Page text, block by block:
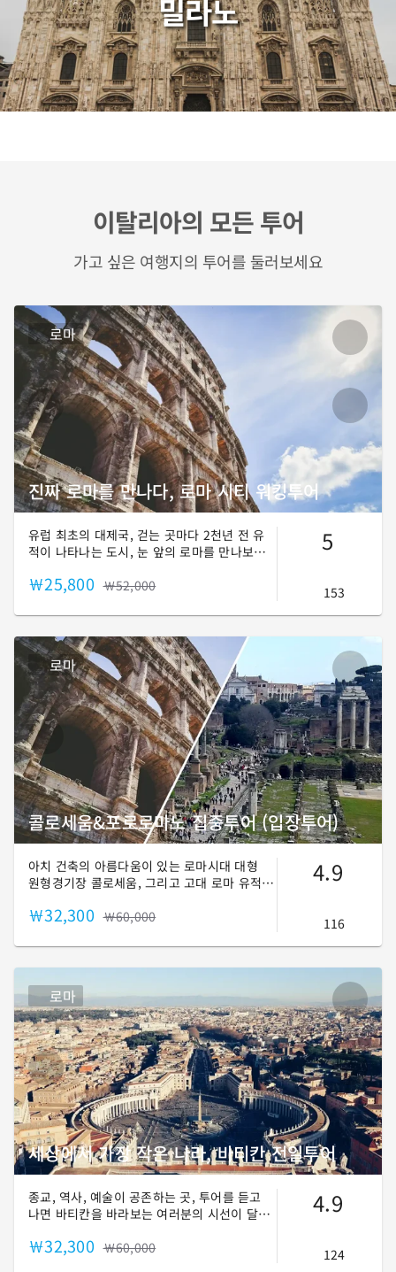
밀라노
이탈리아의 모든 투어
가고 싶은 여행지의 투어를 둘러보세요
로마
진짜 로마를 만나다, 로마 시티 워킹투어
유럽 최초의 대제국, 걷는 곳마다 2천년 전 유
적이 나타나는 도시, 눈 앞의 로마를 만나보세
￦25,800 ￦52,000
5
153
로마
콜로세움&포로로마노 집중투어 (입장투어)
아치 건축의 아름다움이 있는 로마시대 대형
원형경기장 콜로세움, 그리고 고대 로마 유적
※ 본 투어는 콜로세움 & 포로로마노 [입장 투
￦32,300 ￦60,000
4.9
116
로마
세상에서 가장 작은 나라, 바티칸 전일투어
종교, 역사, 예술이 공존하는 곳, 투어를 듣고
나면 바티칸을 바라보는 여러분의 시선이 달라
￦32,300 ￦60,000
4.9
124